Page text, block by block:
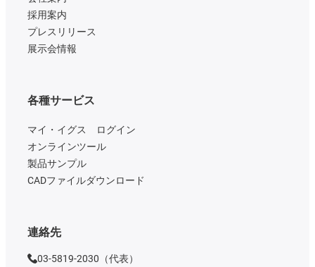
採用案内
プレスリリース
展示会情報
各種サービス
マイ・イグス ログイン
オンラインツール
製品サンプル
CADファイルダウンロード
連絡先
03-5819-2030（代表）